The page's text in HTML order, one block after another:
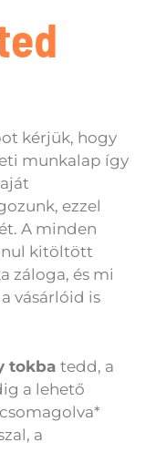
kérjük, hogy
munkalap így
ezzel
A minden
kitöltött
záloga, és mi
vásárlóid is
tokba tedd, a
a lehető
a